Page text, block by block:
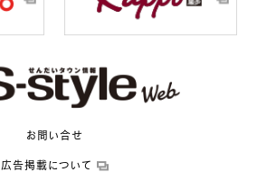
お問い合せ
広告掲載について